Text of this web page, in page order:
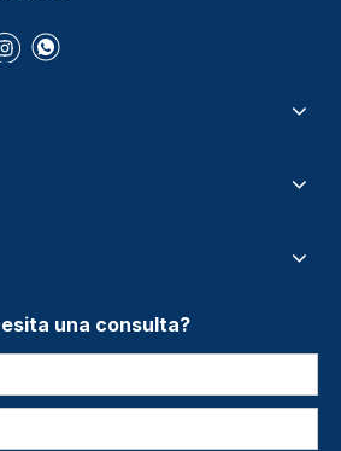
una consulta?